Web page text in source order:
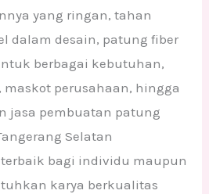
yang ringan, tahan
dalam desain, patung fiber
berbagai kebutuhan,
perusahaan, hingga
jasa pembuatan patung
Selatan
bagi individu maupun
karya berkualitas